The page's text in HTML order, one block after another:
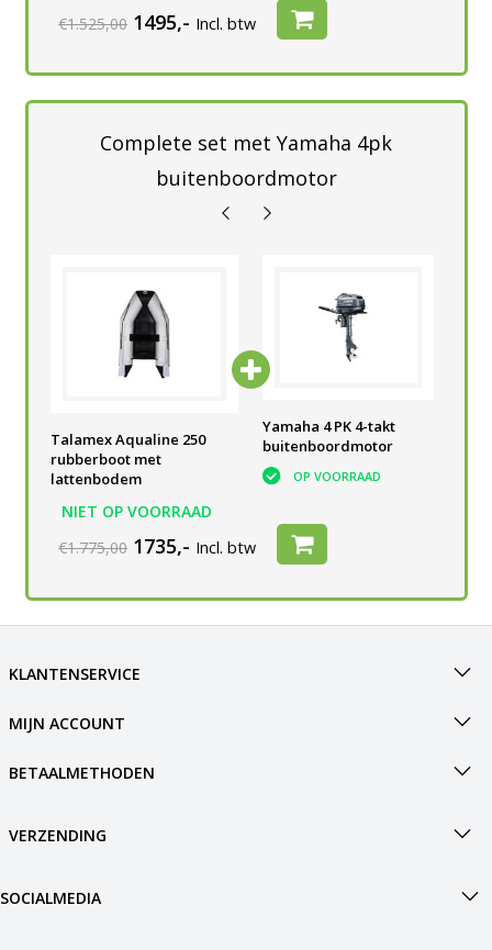
€1.525,00 1495,- Incl. btw
Complete set met Yamaha 4pk
buitenboordmotor
Talamex Aqualine 250
rubberboot met
lattenbodem
NIET OP VOORRAAD
buitenboordmotor
OP VOORRAAD
Yamaha 4 PK 4-takt
buitenboordmotor
OP VOORRAAD
€1.775,00 1735,- Incl. btw
KLANTENSERVICE
MIJN ACCOUNT
BETAALMETHODEN
VERZENDING
SOCIALMEDIA